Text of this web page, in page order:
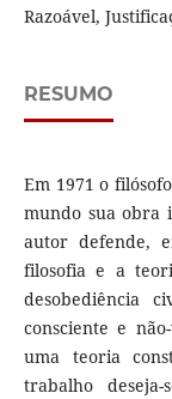
Razoável,
RESUMO
Em 1971 o
mundo sua obra
autor defende,
filosofia e a
desobediência
consciente e
uma teoria
trabalho